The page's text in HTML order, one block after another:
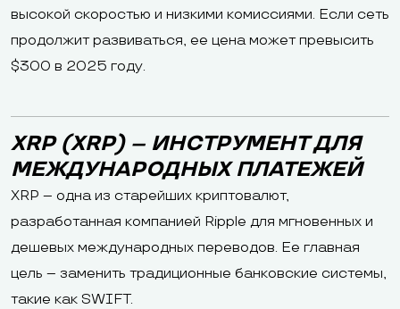
высокой скоростью и низкими комиссиями. Если сеть
продолжит развиваться, ее цена может превысить
$300 в 2025 году.
XRP (XRP) – ИНСТРУМЕНТ ДЛЯ
МЕЖДУНАРОДНЫХ ПЛАТЕЖЕЙ
XRP – одна из старейших криптовалют,
разработанная компанией Ripple для мгновенных и
дешевых международных переводов. Ее главная
цель – заменить традиционные банковские системы,
такие как SWIFT.